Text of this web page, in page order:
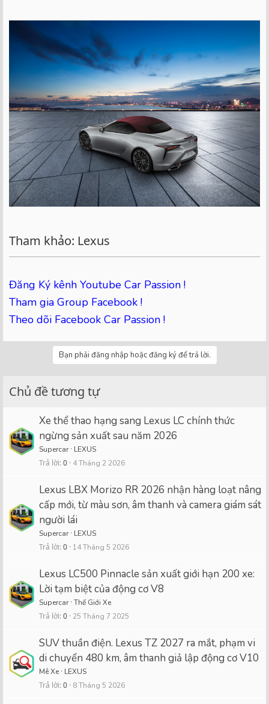
Tham khảo: Lexus
Đăng Ký kênh Youtube Car Passion !
Tham gia Group Facebook !
Theo dõi Facebook Car Passion !
Bạn phải đăng nhập hoặc đăng ký để trả lời.
Chủ đề tương tự
Xe thể thao hạng sang Lexus LC chính thức
ngừng sản xuất sau năm 2026
Supercar LEXUS
Trả lời 0 4 Tháng 2 2026
Lexus LBX Morizo RR 2026 nhận hàng loạt nâng
cấp mới, từ màu sơn, âm thanh và camera giám sát
người lái
Supercar LEXUS
Trả lời 0 14 Tháng 5 2026
Lexus LC500 Pinnacle sản xuất giới hạn 200 xe:
Lời tạm biệt của động cơ V8
Supercar Thế Giới Xe
Trả lời 0 25 Tháng 7 2025
SUV thuần điện. Lexus TZ 2027 ra mắt, phạm vi
di chuyển 480 km, âm thanh giả lập động cơ V10
Mê Xe LEXUS
Trả lời 0 8 Tháng 5 2026